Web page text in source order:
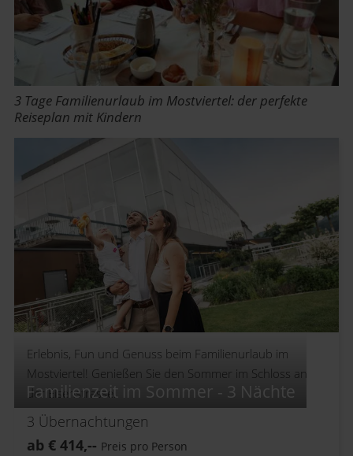
3 Tage Familienurlaub im Mostviertel: der perfekte
Reiseplan mit Kindern
Familienzeit im Sommer - 3 Nächte
Erlebnis, Fun und Genuss beim Familienurlaub im
Mostviertel! Genießen Sie den Sommer im Schloss an
der Eisenstrasse.
3 Übernachtungen
ab € 414,-- Preis pro Person